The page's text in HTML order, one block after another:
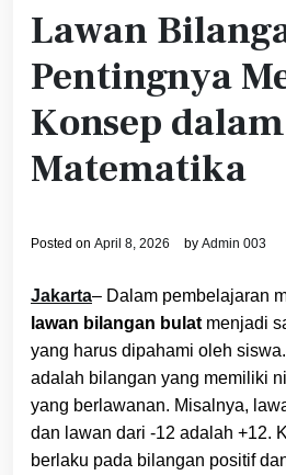
Lawan
Pentingnya
Konsep dalam
Matematika
Posted on April 8, 2026 by Admin 003
Jakarta– Dalam pembelajaran
lawan bilangan bulat menjadi
yang harus dipahami oleh
adalah bilangan yang memiliki
yang berlawanan. Misalnya,
dan lawan dari -12 adalah +12.
berlaku pada bilangan positif